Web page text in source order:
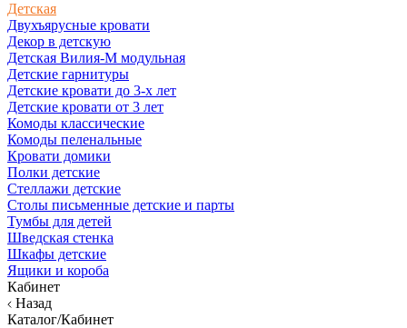
Детская
Двухъярусные кровати
Декор в детскую
Детская Вилия-М модульная
Детские гарнитуры
Детские кровати до 3-х лет
Детские кровати от 3 лет
Комоды классические
Комоды пеленальные
Кровати домики
Полки детские
Стеллажи детские
Столы письменные детские и парты
Тумбы для детей
Шведская стенка
Шкафы детские
Ящики и короба
Кабинет
Назад
Каталог/Кабинет